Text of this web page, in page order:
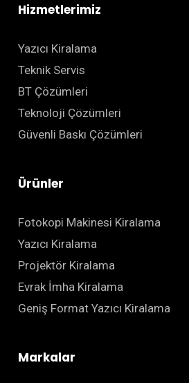
Hizmetlerimiz
Yazıcı Kiralama
Teknik Servis
BT Çözümleri
Teknoloji Çözümleri
Güvenli Baskı Çözümleri
Ürünler
Fotokopi Makinesi Kiralama
Yazıcı Kiralama
Projektör Kiralama
Evrak İmha Kiralama
Geniş Format Yazıcı Kiralama
Markalar